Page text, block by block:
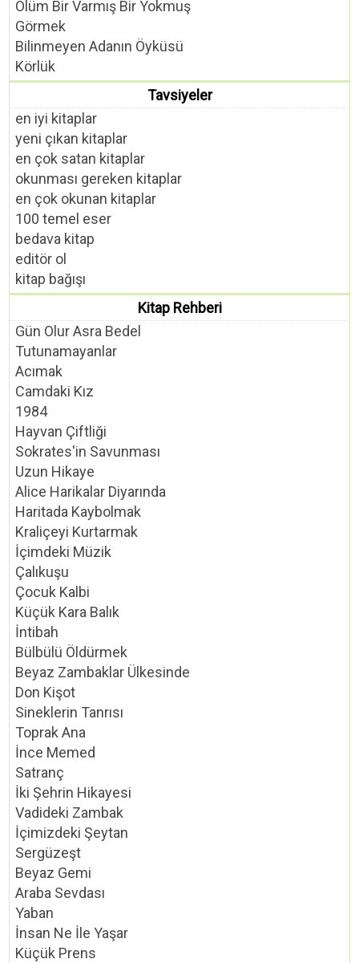
Ölüm Bir Varmış Bir Yokmuş
Görmek
Bilinmeyen Adanın Öyküsü
Körlük
Tavsiyeler
en iyi kitaplar
yeni çıkan kitaplar
en çok satan kitaplar
okunması gereken kitaplar
en çok okunan kitaplar
100 temel eser
bedava kitap
editör ol
kitap bağışı
Kitap Rehberi
Gün Olur Asra Bedel
Tutunamayanlar
Acımak
Camdaki Kız
1984
Hayvan Çiftliği
Sokrates'in Savunması
Uzun Hikaye
Alice Harikalar Diyarında
Haritada Kaybolmak
Kraliçeyi Kurtarmak
İçimdeki Müzik
Çalıkuşu
Çocuk Kalbi
Küçük Kara Balık
İntibah
Bülbülü Öldürmek
Beyaz Zambaklar Ülkesinde
Don Kişot
Sineklerin Tanrısı
Toprak Ana
İnce Memed
Satranç
İki Şehrin Hikayesi
Vadideki Zambak
İçimizdeki Şeytan
Sergüzeşt
Beyaz Gemi
Araba Sevdası
Yaban
İnsan Ne İle Yaşar
Küçük Prens